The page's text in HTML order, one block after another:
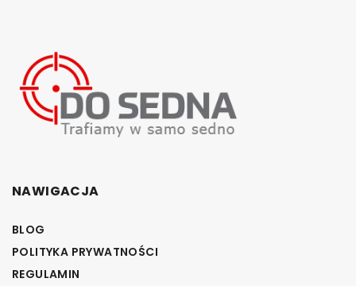
NAWIGACJA
BLOG
POLITYKA PRYWATNOŚCI
REGULAMIN